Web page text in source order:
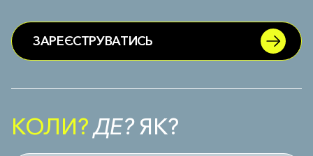
ЗАРЕЄСТРУВАТИСЬ
КОЛИ? ДЕ?ЯК?